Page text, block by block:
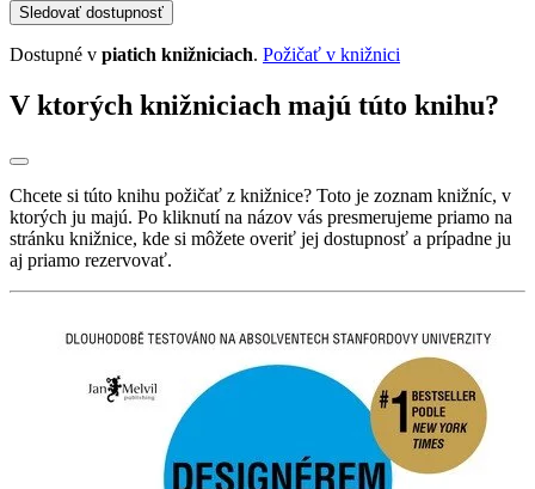
Sledovať dostupnosť
Dostupné v piatich knižniciach. Požičať v knižnici
V ktorých knižniciach majú túto knihu?
Chcete si túto knihu požičať z knižnice? Toto je zoznam knižníc, v
ktorých ju majú. Po kliknutí na názov vás presmerujeme priamo na
stránku knižnice, kde si môžete overiť jej dostupnosť a prípadne ju
aj priamo rezervovať.